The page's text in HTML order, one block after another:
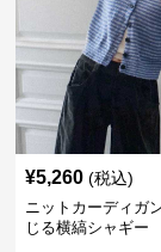
¥5,260 (税込)
ニットカーディガ
じる横縞シャギー